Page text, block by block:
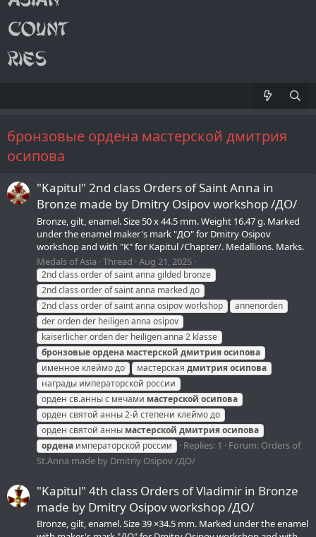
бронзовые ордена мастерской дмитрия
осипова
"Kapitul" 2nd class Orders of Saint Anna in
Bronze made by Dmitry Osipov workshop /ДО/
Bronze, gilt, enamel. Size 50 х 44.5 mm. Weight 16.47 g. Marked
under the enamel maker's mark "ДО" for Dmitry Osipov
workshop and with "K" for Kapitul /Chapter/. Medallions. Marks.
Medals of Asia Thread Aug 21, 2025
2nd class order of saint anna gilded bronze
2nd class order of saint anna marked до
2nd class order of saint anna osipov workshop
annenorden
der orden der heiligen anna osipov
kaiserlicher orden der heiligen anna 2 klasse
бронзовыеордена мастерской дмитрияосипова
именное клеймо до
мастерская дмитрияосипова
награды императорской россии
орден св.анны с мечами мастерской осипова
орден святой анны 2-й степени клеймо до
орден святой анны мастерской дмитрияосипова
ордена императорской россии Replies: 1 Forum: Orders of
St.Anna made by Dmitriy Osipov /ДО/
"Kapitul" 4th class Orders of Vladimir in Bronze
made by Dmitry Osipov workshop /ДО/
Bronze, gilt, enamel. Size 39 ×34.5 mm. Marked under the enamel